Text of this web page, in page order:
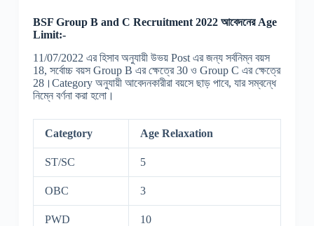
BSF Group B and C Recruitment 2022 আবেদনের Age
Limit:-
11/07/2022 এর হিসাব অনুযায়ী উভয় Post এর জন্য সর্বনিম্ন বয়স
18, সর্বোচ্চ বয়স Group B এর ক্ষেত্রে 30 ও Group C এর ক্ষেত্রে
28।Category অনুযায়ী আবেদনকারীরা বয়সে ছাড় পাবে, যার সম্বন্ধে
নিম্নে বর্ণনা করা হলো।
Categtory Age Relaxation
ST/SC 5
OBC 3
PWD
10